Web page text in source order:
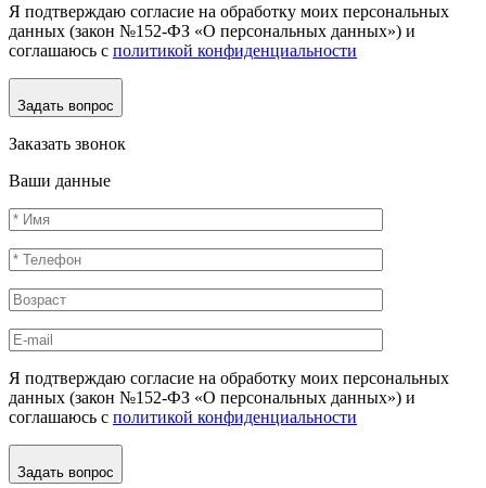
Я подтверждаю согласие на обработку моих персональных
данных (закон №152-ФЗ «О персональных данных») и
соглашаюсь с политикой конфиденциальности
Задать вопрос
Заказать звонок
Ваши данные
Я подтверждаю согласие на обработку моих персональных
данных (закон №152-ФЗ «О персональных данных») и
соглашаюсь с политикой конфиденциальности
Задать вопрос